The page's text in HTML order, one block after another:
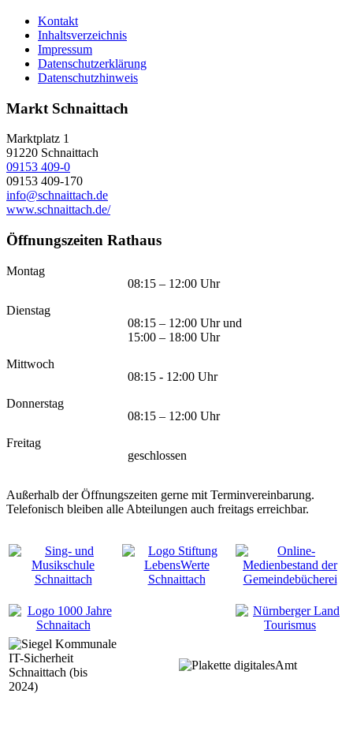
Kontakt
Inhaltsverzeichnis
Impressum
Datenschutzerklärung
Datenschutzhinweis
Markt Schnaittach
Marktplatz 1
91220 Schnaittach
09153 409-0
09153 409-170
info@schnaittach.de
www.schnaittach.de/
Öffnungszeiten Rathaus
Montag
08:15 – 12:00 Uhr
Dienstag
08:15 – 12:00 Uhr und
15:00 – 18:00 Uhr
Mittwoch
08:15 - 12:00 Uhr
Donnerstag
08:15 – 12:00 Uhr
Freitag
geschlossen
Außerhalb der Öffnungszeiten gerne mit Terminvereinbarung.
Telefonisch bleiben alle Abteilungen auch freitags erreichbar.